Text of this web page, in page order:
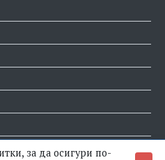
за да осигури по-